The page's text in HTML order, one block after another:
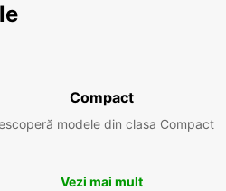
Compact
modele din clasa Compact
Vezi mai mult